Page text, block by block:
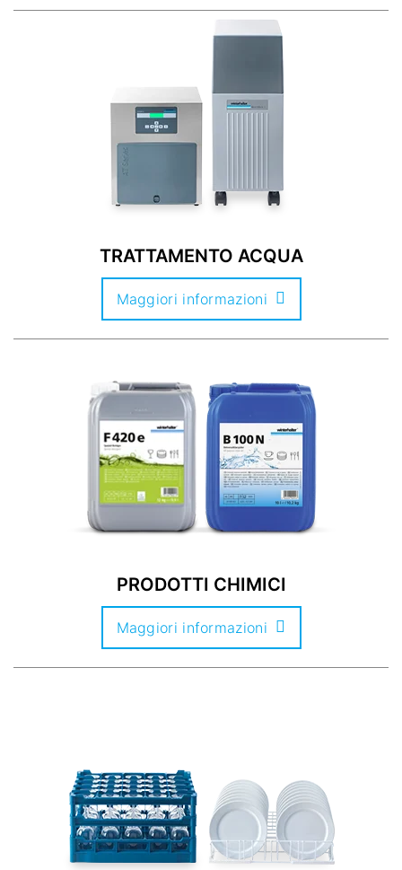
TRATTAMENTO ACQUA
Maggiori informazioni
PRODOTTI CHIMICI
Maggiori informazioni